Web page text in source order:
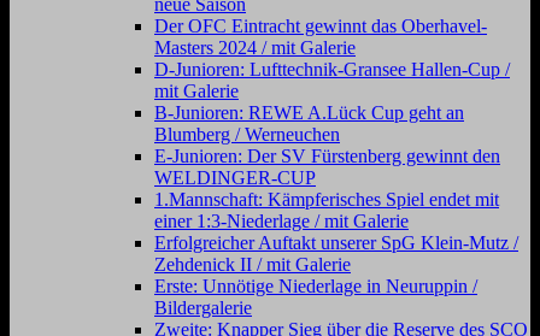
neue Saison
Der OFC Eintracht gewinnt das Oberhavel-
Masters 2024 / mit Galerie
D-Junioren: Lufttechnik-Gransee Hallen-Cup /
mit Galerie
B-Junioren: REWE A.Lück Cup geht an
Blumberg / Werneuchen
E-Junioren: Der SV Fürstenberg gewinnt den
WELDINGER-CUP
1.Mannschaft: Kämpferisches Spiel endet mit
einer 1:3-Niederlage / mit Galerie
Erfolgreicher Auftakt unserer SpG Klein-Mutz /
Zehdenick II / mit Galerie
Erste: Unnötige Niederlage in Neuruppin /
Bildergalerie
Zweite: Knapper Sieg über die Reserve des SCO